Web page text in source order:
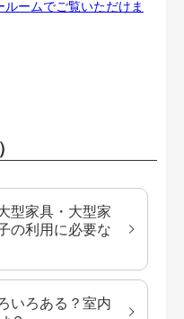
ームでご覧いただけま
型家具・大型家
の利用に必要な
いろある？室内